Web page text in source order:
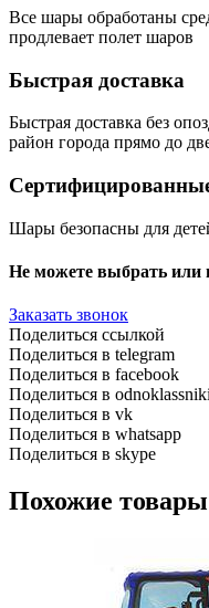
Все шары обработаны
продлевает полет шаров
Быстрая доставка
Быстрая доставка без
район города прямо до
Шары безопасны для
Не можете выбрать или
Заказать звонок
Поделиться ссылкой
Поделиться в telegram
Поделиться в facebook
Поделиться в odnoklassniki
Поделиться в vk
Поделиться в whatsapp
Поделиться в skype
Похожие товары